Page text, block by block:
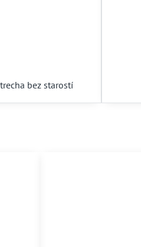
bez starostí